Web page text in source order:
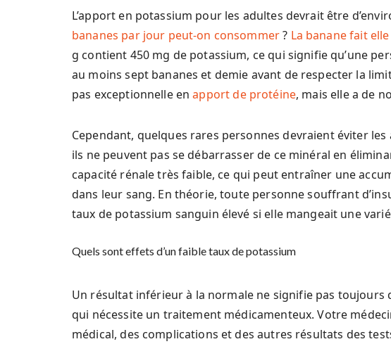
L’apport en potassium pour les adultes devrait être
bananes par jour peut-on consommer? La banane fait
g contient 450 mg de potassium, ce qui signifie qu’une
au moins sept bananes et demie avant de respecter la
pas exceptionnelle enapport de protéine, mais elle a de
Cependant, quelques rares personnes devraient éviter
ils ne peuvent pas se débarrasser de ce minéral en
capacité rénale très faible, ce qui peut entraîner une
dans leur sang. En théorie, toute personne souffrant
taux de potassium sanguin élevé si elle mangeait une
Quels sont effets d’un faible taux de potassium
Un résultat inférieur à la normale ne signifie pas toujours
qui nécessite un traitement médicamenteux. Votre
médical, des complications et des autres résultats des